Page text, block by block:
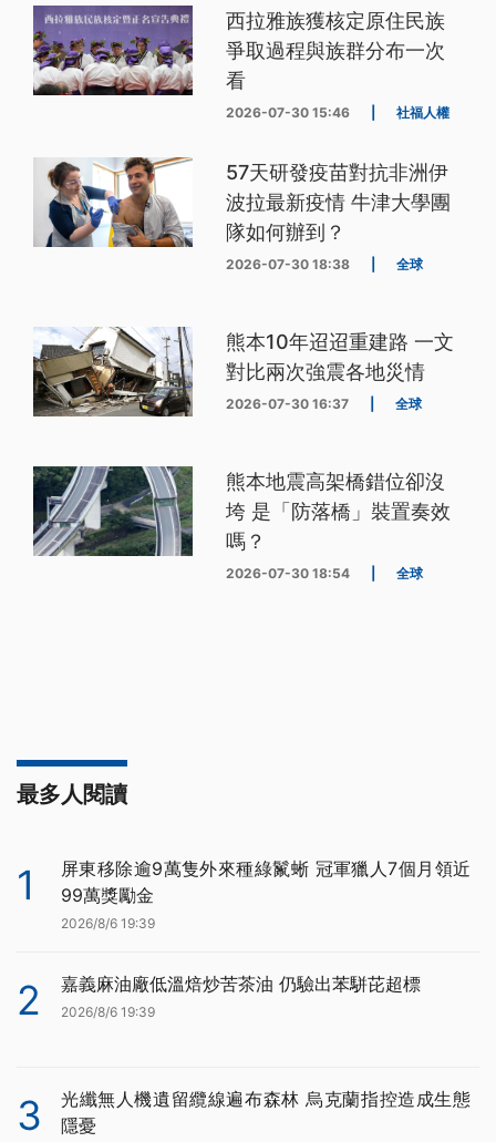
西拉雅族獲核定原住民族
爭取過程與族群分布一次
看
2026-07-30 15:46 社福人權
57天研發疫苗對抗非洲伊
波拉最新疫情 牛津大學團
隊如何辦到？
2026-07-30 18:38 全球
熊本10年迢迢重建路 一文
對比兩次強震各地災情
2026-07-30 16:37 全球
熊本地震高架橋錯位卻沒
垮 是「防落橋」裝置奏效
嗎？
2026-07-30 18:54 全球
最多人閱讀
1
屏東移除逾9萬隻外來種綠鬣蜥 冠軍獵人7個月領近
99萬獎勵金
2026/8/6 19:39
2 嘉義麻油廠低溫焙炒苦茶油 仍驗出苯駢芘超標
2026/8/6 19:39
3
光纖無人機遺留纜線遍布森林 烏克蘭指控造成生態
隱憂